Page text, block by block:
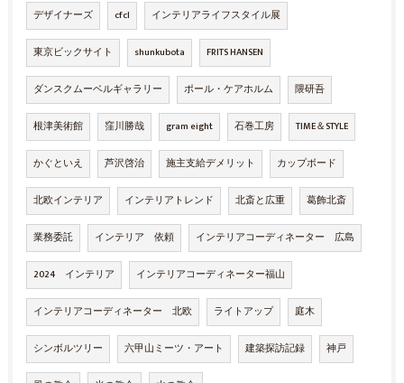
デザイナーズ cfcl インテリアライフスタイル展
東京ビックサイト shunkubota FRITS HANSEN
ダンスクムーベルギャラリー ポール・ケアホルム 隈研吾
根津美術館 窪川勝哉 gram eight 石巻工房 TIME＆STYLE
かぐといえ 芦沢啓治 施主支給デメリット カップボード
北欧インテリア インテリアトレンド 北斎と広重 葛飾北斎
業務委託 インテリア 依頼 インテリアコーディネーター 広島
2024 インテリア インテリアコーディネーター福山
インテリアコーディネーター 北欧 ライトアップ 庭木
シンボルツリー 六甲山ミーツ・アート 建築探訪記録 神戸